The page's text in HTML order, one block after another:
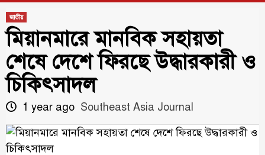
জাতীয়
মিয়ানমারে মানবিক সহায়তা
শেষে দেশে ফিরছে উদ্ধারকারী ও
চিকিৎসাদল
1 year ago Southeast Asia Journal